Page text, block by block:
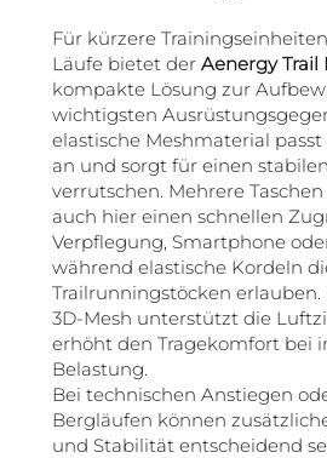
Für kürzere
Läufe bietet der Aenergy Trail
kompakte Lösung zur
wichtigsten
elastische Meshmaterial
an und sorgt für einen
verrutschen. Mehrere
auch hier einen schnellen
Verpflegung, Smartphone
während elastische Kordeln
Trailrunningstöcken
3D-Mesh unterstützt die
erhöht den Tragekomfort bei
Belastung.
Bei technischen Anstiegen
Bergläufen können
und Stabilität entscheidend